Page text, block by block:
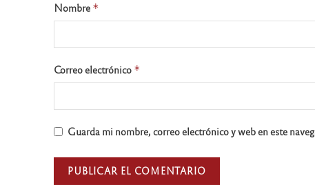
Nombre *
Correo electrónico *
Guarda mi nombre, correo electrónico y web en este